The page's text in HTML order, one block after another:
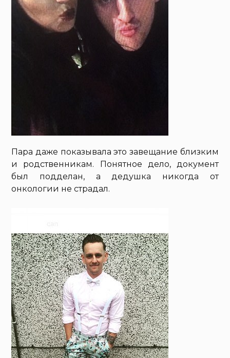
Пара даже показывала это завещание близким
и родственникам. Понятное дело, документ
был подделан, а дедушка никогда от
онкологии не страдал.